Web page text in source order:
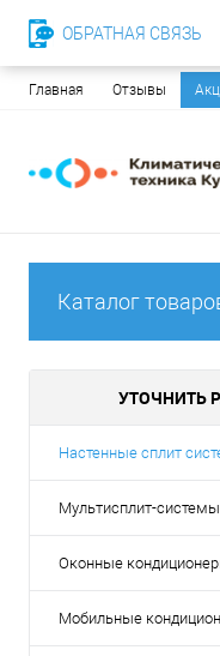
Главная Отзывы
Каталог
УТОЧНИТЬ
Настенные сплит
Мультисплит-системы
Оконные
Мобильные
ОБРАТНАЯ СВЯЗЬ